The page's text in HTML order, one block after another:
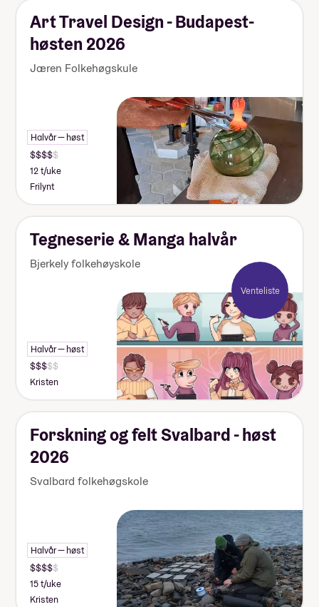
Art Travel Design - Budapest-
høsten 2026
Jæren Folkehøgskule
Halvår — høst
12 t/uke
Frilynt
Tegneserie & Manga halvår
Bjerkely folkehøyskole
Venteliste
Halvår — høst
Kristen
Forskning og felt Svalbard - høst
2026
Svalbard folkehøgskole
Halvår — høst
15 t/uke
Kristen